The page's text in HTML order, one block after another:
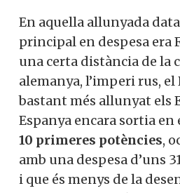
En aquella allunyada
principal en despesa era
una certa distància de la
alemanya, l’imperi rus,
bastant més allunyat els
Espanya encara sortia
10 primeres potències,
amb una despesa d’uns
i que és menys de la